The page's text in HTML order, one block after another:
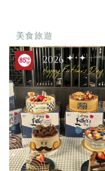
美食旅遊